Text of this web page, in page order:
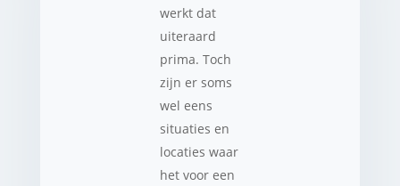
werkt dat
uiteraard
prima. Toch
zijn er soms
wel eens
situaties en
locaties waar
het voor een